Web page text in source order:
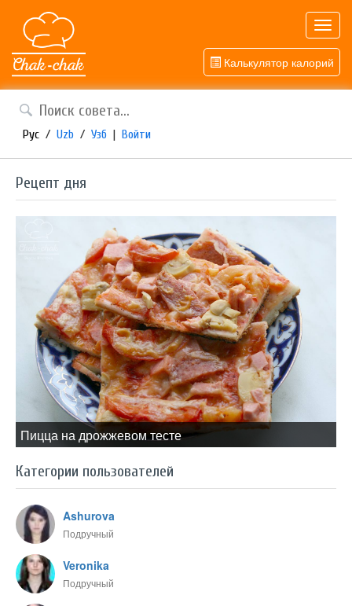
Калькулятор калорий
Рус / Uzb / Узб | Войти
Рецепт дня
Пицца на дрожжевом тесте
Категории пользователей
Ashurova
Подручный
Veronika
Подручный